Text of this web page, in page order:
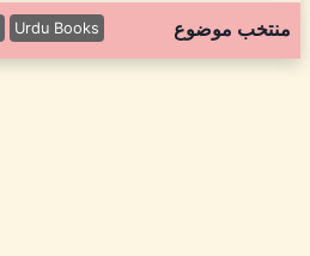
Urdu Books منتخب موضوع